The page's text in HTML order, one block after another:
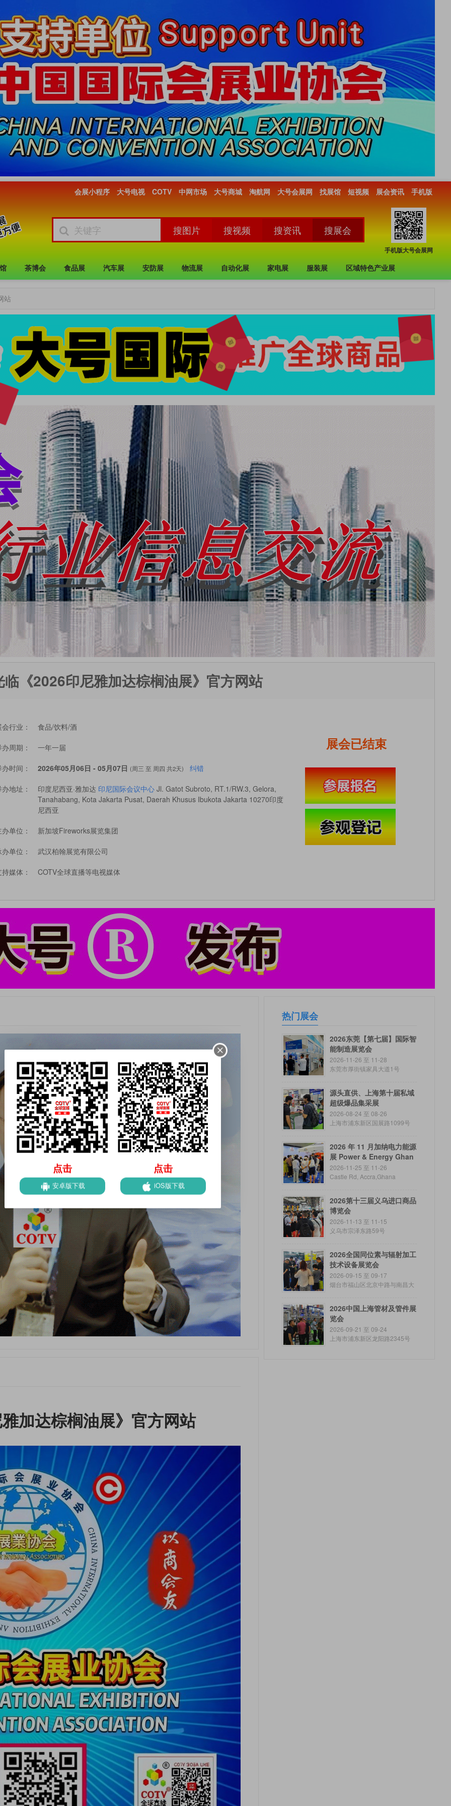
会展小程序 大号电视 COTV 中网市场 大号商城 淘航网 大号会展网 找展馆 短视频 展会资讯 手机版
手机版大号会展网
茶博会 食品展 汽车展 安防展 物流展 自动化展 家电展 服装展 区域特色产业展
站
临《2026印尼雅加达棕榈油展》官方网站
行业： 食品/饮料/酒
周期： 一年一届
时间： 2026年05月06日 - 05月07日 (周三 至 周四 共2天) 纠错
地址： 印度尼西亚·雅加达 印尼国际会议中心 Jl. Gatot Subroto, RT.1/RW.3, Gelora,
Tanahabang, Kota Jakarta Pusat, Daerah Khusus Ibukota Jakarta 10270印度
尼西亚
单位： 新加坡Fireworks展览集团
单位： 武汉柏翰展览有限公司
媒体： COTV全球直播等电视媒体
展会已结束
加达棕榈油展》官方网站
热门展会
2026东莞【第七届】国际智
能制造展览会
2026-11-26 至 11-28
东莞市厚街镇家具大道1号
源头直供、上海第十届私域
超级爆品集采展
2026-08-24 至 08-26
上海市浦东新区国展路1099号
2026 年 11 月加纳电力能源
展 Power & Energy Ghan
a Expo
2026-11-25 至 11-26
Castle Rd, Accra,Ghana
2026第十三届义乌进口商品
博览会
2026-11-13 至 11-15
义乌市宗泽东路59号
2026全国同位素与辐射加工
技术设备展览会
2026-09-15 至 09-17
烟台市福山区北京中路与南昌大
2026中国上海管材及管件展
览会
2026-09-21 至 09-24
上海市浦东新区龙阳路2345号
点击
安卓版下载
点击
iOS版下载